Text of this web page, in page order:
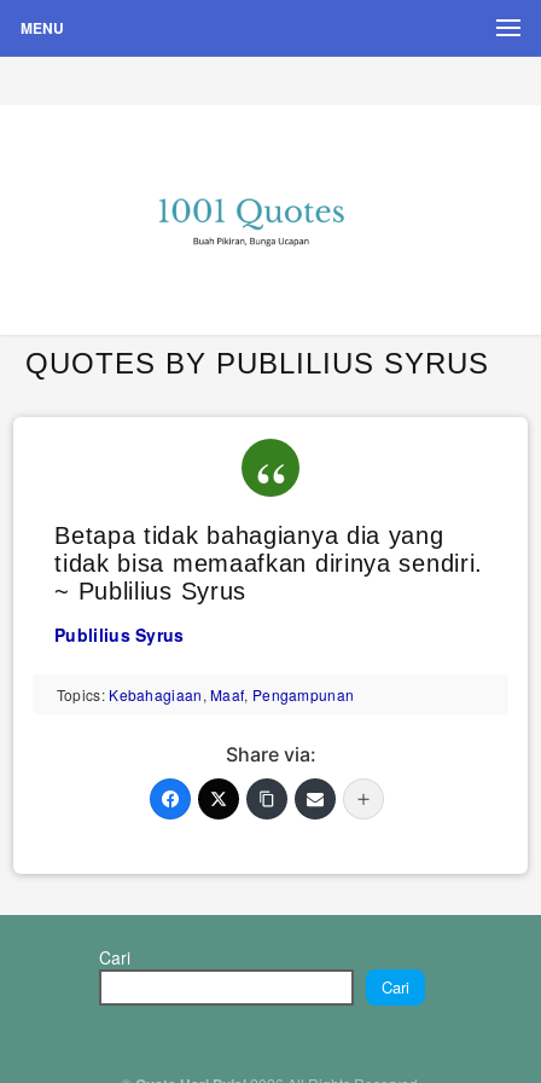
MENU
Quote Hari Puisi
QUOTES BY PUBLILIUS SYRUS
Betapa tidak bahagianya dia yang
tidak bisa memaafkan dirinya sendiri.
~ Publilius Syrus
Publilius Syrus
Topics: Kebahagiaan,Maaf, Pengampunan
Share via:
Cari
Cari